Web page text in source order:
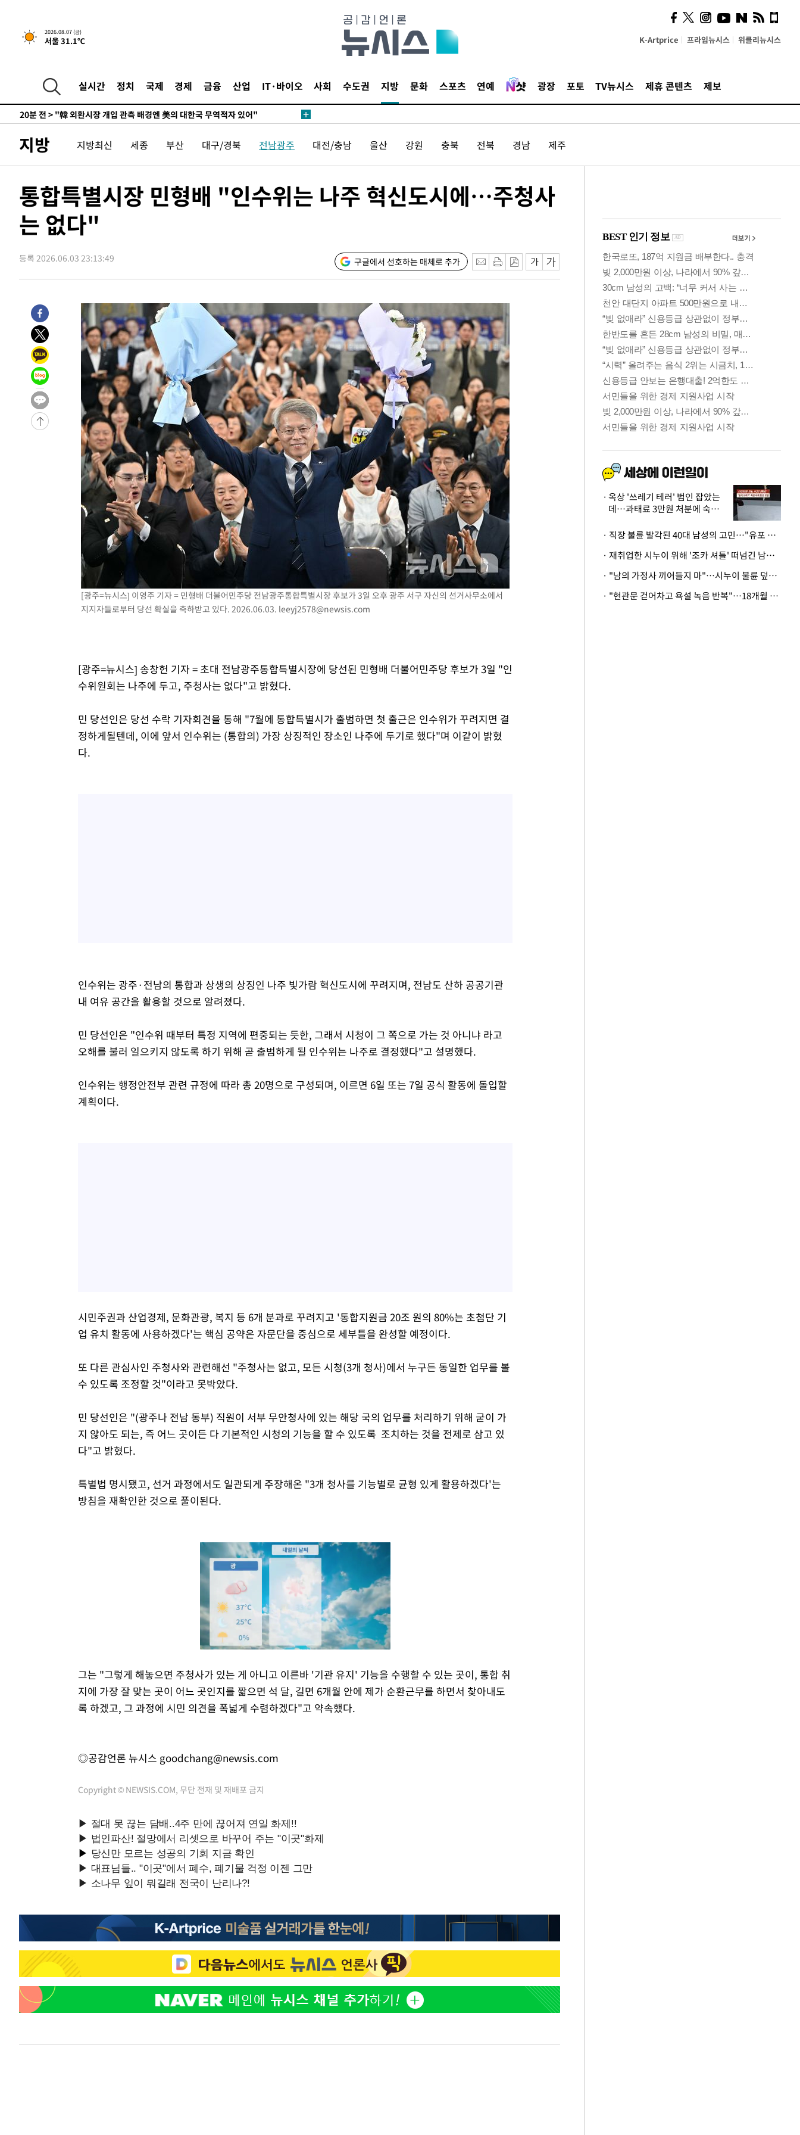
2026.08.07 (금)
서울 31.1℃ K-Artprice 프라임뉴시스 위클리뉴시스
실시간 정치 국제 경제 금융 산업 IT·바이오 사회 수도권 지방 문화 스포츠 연예 광장 포토 TV뉴시스 제휴 콘텐츠 제보
-373초 전 >[속보] SKT, 에이닷 서비스 장애 발생…"원인 파악 중"
3분 전 > [속보]합참 "북, 동해상으로 미상 발사체 발사"
14분 전 >[속보]7~9일 프로야구 3연전도 폭염 취소…11일 재개
"韓 외환시장 개입 관측 배경엔 美의 대한국 무역적자 있어"
22분 전 > '월드컵 탈락 후폭풍' 축구협회…초유의 압수수색에 '충격·당황'
32분 전 >
[속보]종합특검, 대검 추가 압수수색…내란 중요임무종사 혐의
1시간 전 >[속보]코스닥, 800p 회복…0.26% 오른 801.67 마감
1시간 전 >[속보]원·달러 환율, 0.7원 내린 1423.8원 마감
2시간 전 >"여기 떨어졌다"…다누리, 스페이스X 로켓 달 충돌 흔적 포착
3시간 전 > 손흥민, 5경기 연속골 실패…LAFC는 승부차기 끝 과달라하라 격파
-19705초 전 >'월드컵 탈락 후폭풍' 축구협회…11시간 걸린 초유의 압수수색(종
합)
-19141초 전 >[속보] 뉴욕증시, 혼조 출발…나스닥 0.3%↓, 다우 0.14%↑
-16619초 전 >
경찰, '홍명보는 2순위' 결론냈던 스포츠윤리센터도 압수수색
-2215초 전 >
[속보]합참 "北 발사체는 단거리탄도미사일…감시·경계태세 강화"
-1963초 전 >
日방위성, 北이 동해로 쏜 발사체는 탄도미사일 가능성
-393초 전 >
[속보] SKT, 에이닷 서비스 장애 발생…"원인 파악 중"
3분 전 >[속보]합참 "북, 동해상으로 미상 발사체 발사"
13분 전 >
'낮 최고 39도' 불볕더위…한밤 열대야도 계속[내일날씨]
14분 전 >
[속보]7~9일 프로야구 3연전도 폭염 취소…11일 재개
19분 전 >
"韓 외환시장 개입 관측 배경엔 美의 대한국 무역적자 있어"
'월드컵 탈락 후폭풍' 축구협회…초유의 압수수색에 '충격·당황'
서울 낮 37.9도, 올여름 최고치 경신…영등포 순간 '40도'
[속보]종합특검, 대검 추가 압수수색…내란 중요임무종사 혐의
[속보]코스닥, 800p 회복…0.26% 오른 801.67 마감
[속보]코스피, 301.88포인트(4.58%) 내린 6296.38 마감
[속보]원·달러 환율, 0.7원 내린 1423.8원 마감
"여기 떨어졌다"…다누리, 스페이스X 로켓 달 충돌 흔적 포착
손흥민, 5경기 연속골 실패…LAFC는 승부차기 끝 과달라하라 격파
내일까지 39도 '펄펄'…기상청 "태풍 지나며 폭염 잠시 꺾인다"
지방 지방최신 세종 부산 대구/경북 전남광주 대전/충남 울산 강원 충북 전북 경남 제주
통합특별시장 민형배 "인수위는 나주 혁신도시에…주청사
는 없다"
등록 2026.06.03 23:13:49 구글에서 선호하는 매체로 추가
[광주=뉴시스] 이영주 기자 = 민형배 더불어민주당 전남광주통합특별시장 후보가 3일 오후 광주 서구 자신의 선거사무소에서
지지자들로부터 당선 확실을 축하받고 있다. 2026.06.03. leeyj2578@newsis.com
[광주=뉴시스] 송창헌 기자 = 초대 전남광주통합특별시장에 당선된 민형배 더불어민주당 후보가 3일 "인
수위원회는 나주에 두고, 주청사는 없다"고 밝혔다.
민 당선인은 당선 수락 기자회견을 통해 "7월에 통합특별시가 출범하면 첫 출근은 인수위가 꾸려지면 결
정하게될텐데, 이에 앞서 인수위는 (통합의) 가장 상징적인 장소인 나주에 두기로 했다"며 이같이 밝혔
다.
인수위는 광주·전남의 통합과 상생의 상징인 나주 빛가람 혁신도시에 꾸려지며, 전남도 산하 공공기관
내 여유 공간을 활용할 것으로 알려졌다.
민 당선인은 "인수위 때부터 특정 지역에 편중되는 듯한, 그래서 시청이 그 쪽으로 가는 것 아니냐 라고
오해를 불러 일으키지 않도록 하기 위해 곧 출범하게 될 인수위는 나주로 결정했다"고 설명했다.
인수위는 행정안전부 관련 규정에 따라 총 20명으로 구성되며, 이르면 6일 또는 7일 공식 활동에 돌입할
계획이다.
시민주권과 산업경제, 문화관광, 복지 등 6개 분과로 꾸려지고 '통합지원금 20조 원의 80%는 초첨단 기
업 유치 활동에 사용하겠다'는 핵심 공약은 자문단을 중심으로 세부틀을 완성할 예정이다.
또 다른 관심사인 주청사와 관련해선 "주청사는 없고, 모든 시청(3개 청사)에서 누구든 동일한 업무를 볼
수 있도록 조정할 것"이라고 못박았다.
민 당선인은 "(광주나 전남 동부) 직원이 서부 무안청사에 있는 해당 국의 업무를 처리하기 위해 굳이 가
지 않아도 되는, 즉 어느 곳이든 다 기본적인 시청의 기능을 할 수 있도록 조치하는 것을 전제로 삼고 있
다"고 밝혔다.
특별법 명시됐고, 선거 과정에서도 일관되게 주장해온 "3개 청사를 기능별로 균형 있게 활용하겠다'는
방침을 재확인한 것으로 풀이된다.
Mute
그는 "그렇게 해놓으면 주청사가 있는 게 아니고 이른바 '기관 유지' 기능을 수행할 수 있는 곳이, 통합 취
지에 가장 잘 맞는 곳이 어느 곳인지를 짧으면 석 달, 길면 6개월 안에 제가 순환근무를 하면서 찾아내도
록 하겠고, 그 과정에 시민 의견을 폭넓게 수렴하겠다"고 약속했다.
◎공감언론 뉴시스 goodchang@newsis.com
Copyright © NEWSIS.COM, 무단 전재 및 재배포 금지
의견, 국토부·LH에 충실히
전달할 것"
옥상 '쓰레기 테러' 범인 잡았는
데…과태료 3만원 처분에 숙박업
· 직장 불륜 발각된 40대 남성의 고민…"유포 동료 명예훼손·협박죄 고소 가능할까"
· 재취업한 시누이 위해 '조카 셔틀' 떠넘긴 남편…아내 "난 못한다"
· "남의 가정사 끼어들지 마"…시누이 불륜 덮으려는 남편에 억울한 아내
· "현관문 걷어차고 욕설 녹음 반복"…18개월 아기 키우는 집 뒤흔든 '앞집의 비극'